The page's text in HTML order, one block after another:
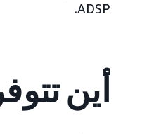
ADSP.
أين